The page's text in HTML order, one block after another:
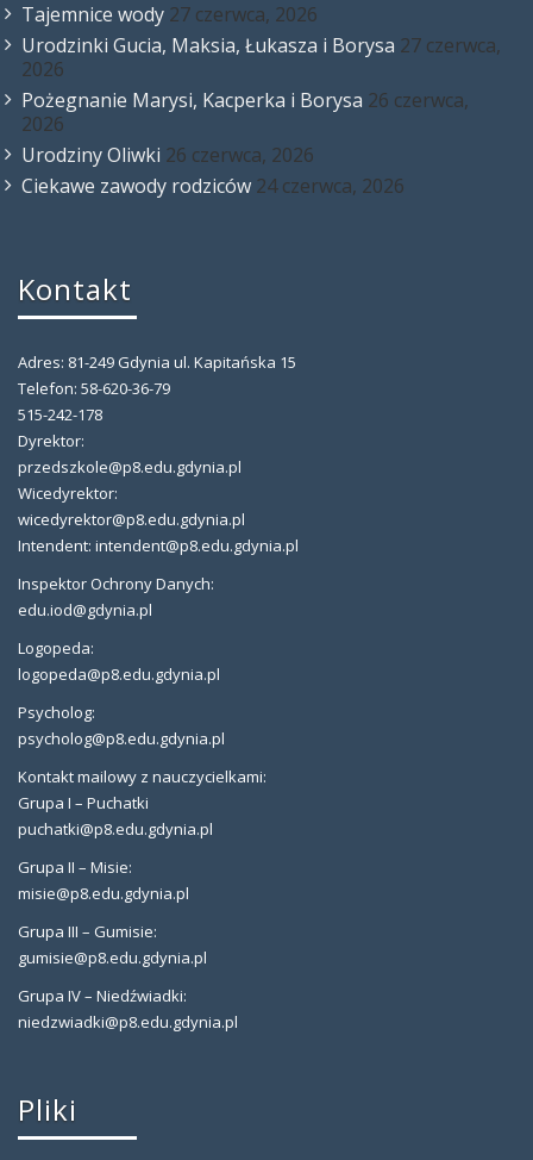
Tajemnice wody 27 czerwca, 2026
Urodzinki Gucia, Maksia, Łukasza i Borysa 27 czerwca,
2026
Pożegnanie Marysi, Kacperka i Borysa 26 czerwca,
2026
Urodziny Oliwki 26 czerwca, 2026
Ciekawe zawody rodziców 24 czerwca, 2026
Kontakt
Adres: 81-249 Gdynia ul. Kapitańska 15
Telefon: 58-620-36-79
515-242-178
Dyrektor:
przedszkole@p8.edu.gdynia.pl
Wicedyrektor:
wicedyrektor@p8.edu.gdynia.pl
Intendent: intendent@p8.edu.gdynia.pl
Inspektor Ochrony Danych:
edu.iod@gdynia.pl
Logopeda:
logopeda@p8.edu.gdynia.pl
Psycholog:
psycholog@p8.edu.gdynia.pl
Kontakt mailowy z nauczycielkami:
Grupa I – Puchatki
puchatki@p8.edu.gdynia.pl
Grupa II – Misie:
misie@p8.edu.gdynia.pl
Grupa III – Gumisie:
gumisie@p8.edu.gdynia.pl
Grupa IV – Niedźwiadki:
niedzwiadki@p8.edu.gdynia.pl
Pliki